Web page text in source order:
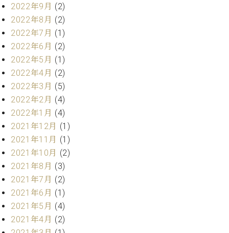
タ
ー
ー
ビ
ス
(調
律)
調
師
紹
介
調
律
金
表
お
問
い
2022年9月 (2)
2022年8月 (2)
2022年7月 (1)
2022年6月 (2)
2022年5月 (1)
2022年4月 (2)
2022年3月 (5)
2022年2月 (4)
2022年1月 (4)
2021年12月 (1)
2021年11月 (1)
2021年10月 (2)
2021年8月 (3)
2021年7月 (2)
2021年6月 (1)
2021年5月 (4)
2021年4月 (2)